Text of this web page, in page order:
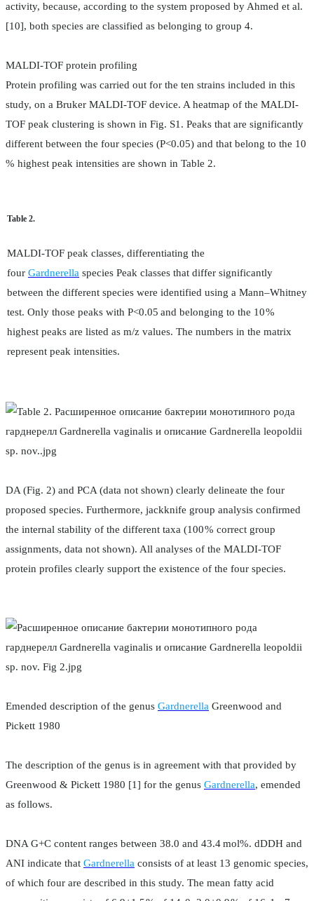
activity, because, according to the system proposed by Ahmed et al.
[10], both species are classified as belonging to group 4.
MALDI-TOF protein profiling
Protein profiling was carried out for the ten strains included in this
study, on a Bruker MALDI-TOF device. A heatmap of the MALDI-
TOF peak clustering is shown in Fig. S1. Peaks that are significantly
different between the four species (P<0.05) and that belong to the 10
% highest peak intensities are shown in Table 2.
Table 2.
MALDI-TOF peak classes, differentiating the
four Gardnerella species Peak classes that differ significantly
between the different species were identified using a Mann–Whitney
test. Only those peaks with P<0.05 and belonging to the 10 %
highest peaks are listed as m/z values. The numbers in the matrix
represent peak intensities.
DA (Fig. 2) and PCA (data not shown) clearly delineate the four
proposed species. Furthermore, jackknife group analysis confirmed
the internal stability of the different taxa (100 % correct group
assignments, data not shown). All analyses of the MALDI-TOF
protein profiles clearly support the existence of the four species.
Emended description of the genus Gardnerella Greenwood and
Pickett 1980
The description of the genus is in agreement with that provided by
Greenwood & Pickett 1980 [1] for the genus Gardnerella, emended
as follows.
DNA G+C content ranges between 38.0 and 43.4 mol%. dDDH and
ANI indicate that Gardnerella consists of at least 13 genomic species,
of which four are described in this study. The mean fatty acid